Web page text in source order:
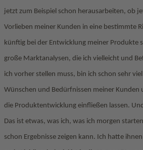
jetzt zum Beispiel schon herausarbeiten, ob
Vorlieben meiner Kunden in eine bestimmte
künftig bei der Entwicklung meiner Produkte
große Marktanalysen, die ich vielleicht und
ich vorher stellen muss, bin ich schon sehr
Wünschen und Bedürfnissen meiner Kunden
die Produktentwicklung einfließen lassen.
Das ist etwas, was ich, was ich morgen
schon Ergebnisse zeigen kann. Ich hatte